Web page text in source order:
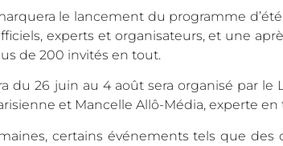
le lancement du programme
experts et organisateurs, et une
de 200 invités en tout.
du 26 juin au 4 août sera organisé par
et Mancelle Allô-Média, experte
certains événements tels que